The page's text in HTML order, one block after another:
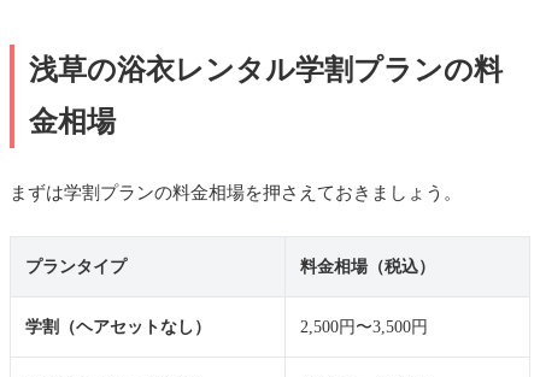
浅草の浴衣レンタル学割プランの料
金相場
まずは学割プランの料金相場を押さえておきましょう。
プランタイプ 料金相場（税込）
学割（ヘアセットなし） 2,500円〜3,500円